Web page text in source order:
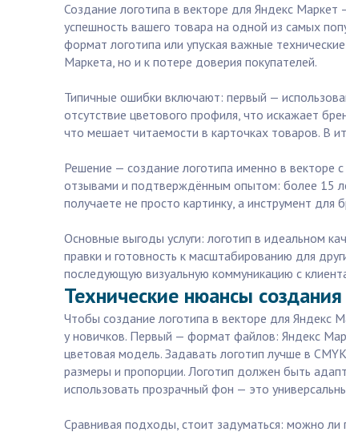
Создание логотипа в векторе для Яндекс
успешность вашего товара на одной из самых
формат логотипа или упуская важные
Маркета, но и к потере доверия покупателей.
Типичные ошибки включают: первый —
отсутствие цветового профиля, что искажает
что мешает читаемости в карточках товаров. В
Решение — создание логотипа именно в векторе
отзывами и подтверждённым опытом: более 15
получаете не просто картинку, а инструмент
Основные выгоды услуги: логотип в идеальном
правки и готовность к масштабированию для
последующую визуальную коммуникацию с
Технические нюансы
Чтобы создание логотипа в векторе для Яндекс
у новичков. Первый — формат файлов: Яндекс
цветовая модель. Задавать логотип лучше в
размеры и пропорции. Логотип должен быть
использовать прозрачный фон — это
Сравнивая подходы, стоит задуматься: можно